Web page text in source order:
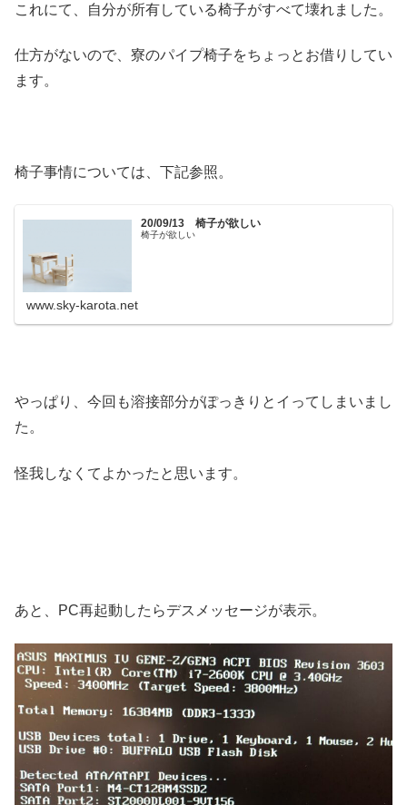
これにて、自分が所有している椅子がすべて壊れました。
仕方がないので、寮のパイプ椅子をちょっとお借りしてい
ます。
椅子事情については、下記参照。
20/09/13 椅子が欲しい
椅子が欲しい
www.sky-karota.net
やっぱり、今回も溶接部分がぽっきりとイってしまいまし
た。
怪我しなくてよかったと思います。
あと、PC再起動したらデスメッセージが表示。